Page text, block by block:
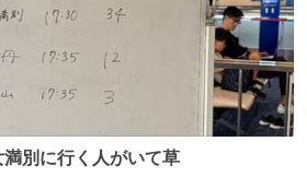
別に行く人がいて草